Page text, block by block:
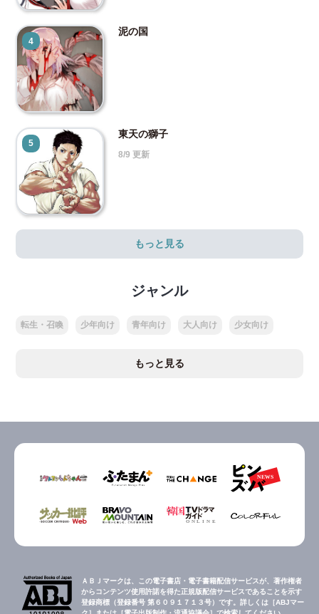
4
泥の国
5
東天の獅子
8/9 更新
もっと見る
ジャンル
転生・召喚 少年向け 青年向け 大人向け 少女向け
もっと見る
ＡＢＪマークは、この電子書店・電子書籍配信サービスが、著作権者
からコンテンツ使用許諾を得た正規版配信サービスであることを示す
登録商標（登録番号 第６０９１７１３号）です。詳しくは［ABJマー